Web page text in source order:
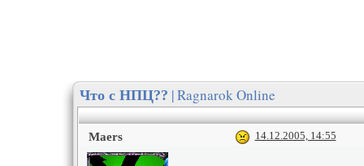
Что с НПЦ?? | Ragnarok Online
Maers 14.12.2005, 14:55